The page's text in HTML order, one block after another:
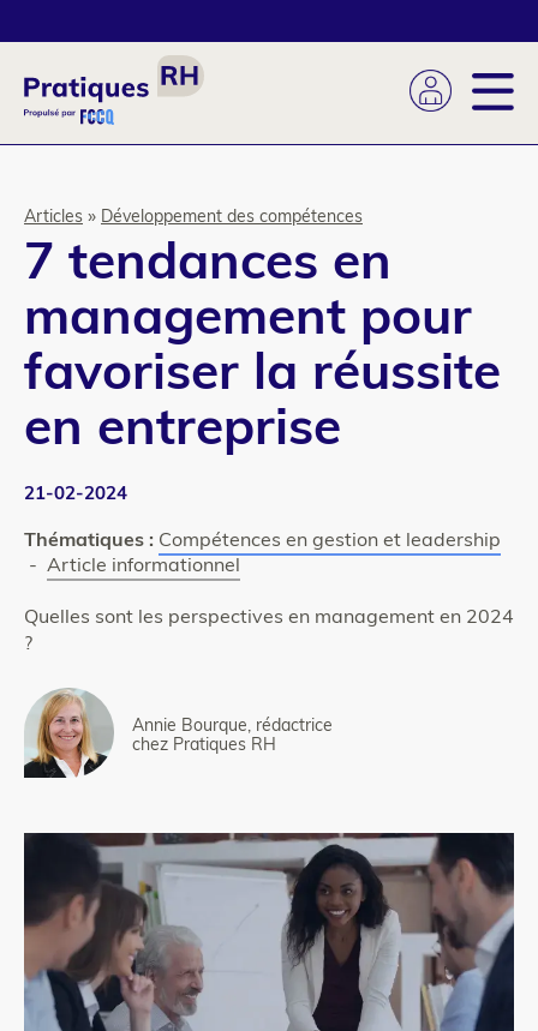
principal
Fil
d'Ariane
Articles Développement des compétences
7 tendances en
management pour
favoriser la réussite
en entreprise
21-02-2024
Thématiques : Compétences en gestion et leadership
- Article informationnel
Quelles sont les perspectives en management en 2024
?
Annie Bourque, rédactrice
chez Pratiques RH